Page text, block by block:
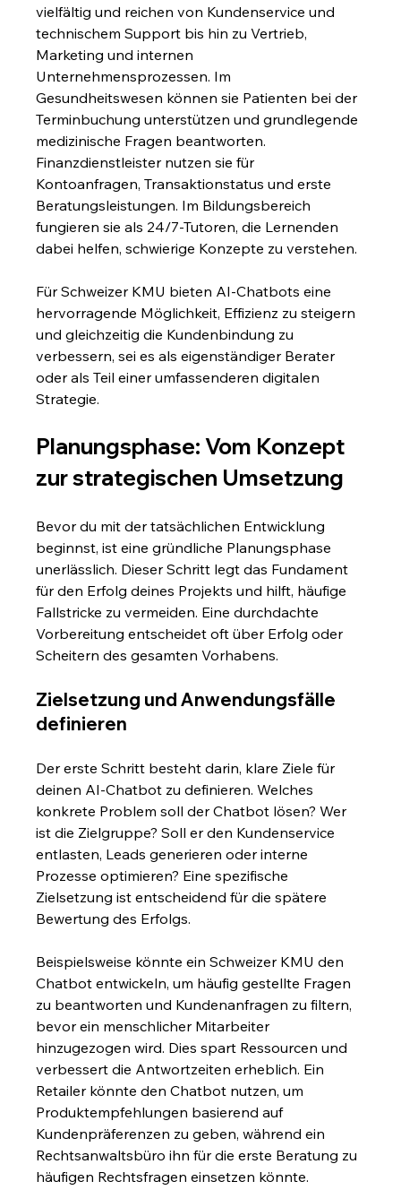
vielfältig und reichen von Kundenservice und
technischem Support bis hin zu Vertrieb,
Marketing und internen
Unternehmensprozessen. Im
Gesundheitswesen können sie Patienten bei der
Terminbuchung unterstützen und grundlegende
medizinische Fragen beantworten.
Finanzdienstleister nutzen sie für
Kontoanfragen, Transaktionstatus und erste
Beratungsleistungen. Im Bildungsbereich
fungieren sie als 24/7-Tutoren, die Lernenden
dabei helfen, schwierige Konzepte zu verstehen.
Für Schweizer KMU bieten AI-Chatbots eine
hervorragende Möglichkeit, Effizienz zu steigern
und gleichzeitig die Kundenbindung zu
verbessern, sei es als eigenständiger Berater
oder als Teil einer umfassenderen digitalen
Strategie.
Planungsphase: Vom Konzept
zur strategischen Umsetzung
Bevor du mit der tatsächlichen Entwicklung
beginnst, ist eine gründliche Planungsphase
unerlässlich. Dieser Schritt legt das Fundament
für den Erfolg deines Projekts und hilft, häufige
Fallstricke zu vermeiden. Eine durchdachte
Vorbereitung entscheidet oft über Erfolg oder
Scheitern des gesamten Vorhabens.
Zielsetzung und Anwendungsfälle
definieren
Der erste Schritt besteht darin, klare Ziele für
deinen AI-Chatbot zu definieren. Welches
konkrete Problem soll der Chatbot lösen? Wer
ist die Zielgruppe? Soll er den Kundenservice
entlasten, Leads generieren oder interne
Prozesse optimieren? Eine spezifische
Zielsetzung ist entscheidend für die spätere
Bewertung des Erfolgs.
Beispielsweise könnte ein Schweizer KMU den
Chatbot entwickeln, um häufig gestellte Fragen
zu beantworten und Kundenanfragen zu filtern,
bevor ein menschlicher Mitarbeiter
hinzugezogen wird. Dies spart Ressourcen und
verbessert die Antwortzeiten erheblich. Ein
Retailer könnte den Chatbot nutzen, um
Produktempfehlungen basierend auf
Kundenpräferenzen zu geben, während ein
Rechtsanwaltsbüro ihn für die erste Beratung zu
häufigen Rechtsfragen einsetzen könnte.